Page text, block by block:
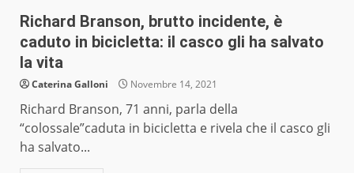
Richard Branson, brutto incidente, è
caduto in bicicletta: il casco gli ha salvato
la vita
Caterina Galloni Novembre 14, 2021
Richard Branson, 71 anni, parla della
“colossale”caduta in bicicletta e rivela che il casco gli
ha salvato...